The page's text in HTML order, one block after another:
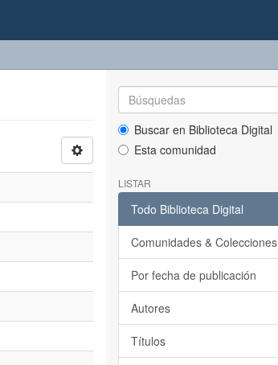
Buscar en Biblioteca Digital
Esta comunidad
LISTAR
Todo Biblioteca Digital
Comunidades & Colecciones
Por fecha de publicación
Autores
Títulos